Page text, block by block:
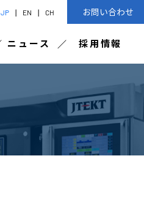
ニュース 採用情報
JP EN CH お問い合わせ